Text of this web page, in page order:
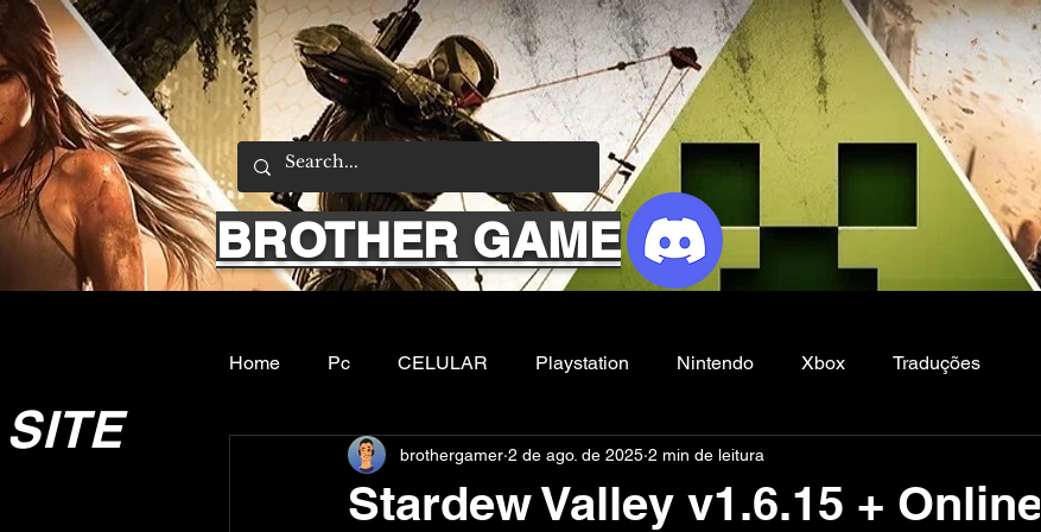
BROTHER GAME
Home Pc CELULAR Playstation Nintendo Xbox Traduções
Emuladores Sobre nos Filmes e Series Noticias
Stardew Valley v1.6.15 + Online
brothergamer 2 de ago. de 2025 2 min de leitura